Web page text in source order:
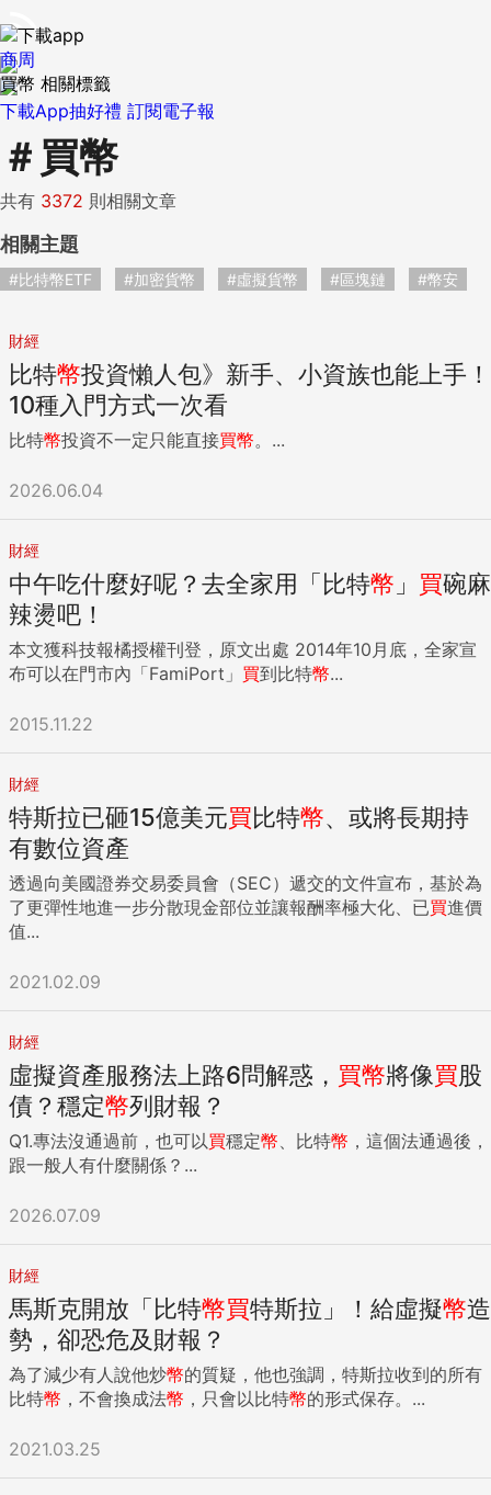
下載App抽好禮 訂閱電子報
商周
買幣 相關標籤
＃ 買幣
共有 3372 則相關文章
相關主題
#比特幣ETF #加密貨幣 #虛擬貨幣 #區塊鏈 #幣安
財經
比特幣投資懶人包》新手、小資族也能上手！
10種入門方式一次看
比特幣投資不一定只能直接買幣。...
2026.06.04
財經
中午吃什麼好呢？去全家用「比特幣 」 買碗麻
辣燙吧！
本文獲科技報橘授權刊登，原文出處 2014年10月底，全家宣
布可以在門市內「FamiPort」 買到比特幣...
2015.11.22
財經
特斯拉已砸15億美元買比特幣、或將長期持
有數位資產
透過向美國證券交易委員會（SEC）遞交的文件宣布，基於為
了更彈性地進一步分散現金部位並讓報酬率極大化、已買進價
值...
2021.02.09
財經
虛擬資產服務法上路6問解惑， 買幣將像買股
債？穩定幣列財報？
Q1.專法沒通過前，也可以買穩定幣 、比特幣 ，這個法通過後，
跟一般人有什麼關係？...
2026.07.09
財經
馬斯克開放「比特幣買特斯拉」！給虛擬幣造
勢，卻恐危及財報？
為了減少有人說他炒幣的質疑，他也強調，特斯拉收到的所有
比特幣 ，不會換成法幣 ，只會以比特幣的形式保存。...
2021.03.25